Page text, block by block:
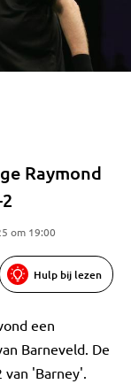
Raymond
om 19:00
Hulp bij lezen
een
Barneveld. De
'Barney'.